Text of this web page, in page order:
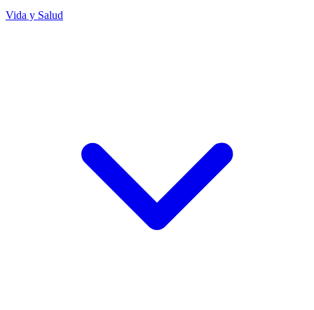
Vida y Salud